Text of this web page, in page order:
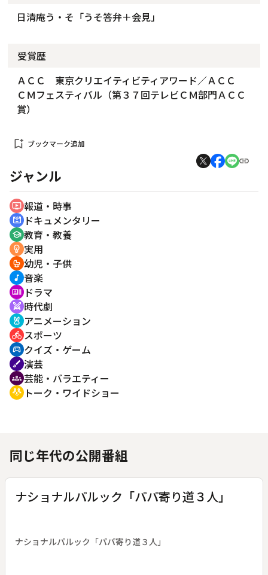
日清庵う・そ「うそ答弁＋会見」
受賞歴
ＡＣＣ 東京クリエイティビティアワード／ＡＣＣ
ＣＭフェスティバル（第３７回テレビＣＭ部門ＡＣＣ
賞）
bookmark_add ブックマーク追加
ジャンル
ondemand_video 報道・時事
cinematic_blur ドキュメンタリー
school 教育・教養
emoji_objects 実用
crib 幼児・子供
music_note 音楽
recent_actors ドラマ
swords 時代劇
cruelty_free アニメーション
directions_bike スポーツ
sports_esports クイズ・ゲーム
brush 演芸
groups 芸能・バラエティー
adaptive_audio_mic トーク・ワイドショー
同じ年代の公開番組
ナショナルパルック「パパ寄り道３人」
ナショナルパルック「パパ寄り道３人」